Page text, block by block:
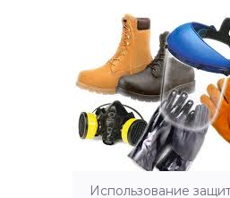
Использование